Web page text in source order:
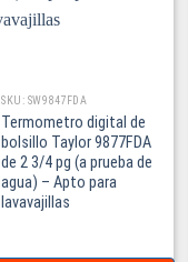
SKU: SW9847FDA
Termometro digital de
bolsillo Taylor 9877FDA
de 2 3/4 pg (a prueba de
agua) – Apto para
lavavajillas